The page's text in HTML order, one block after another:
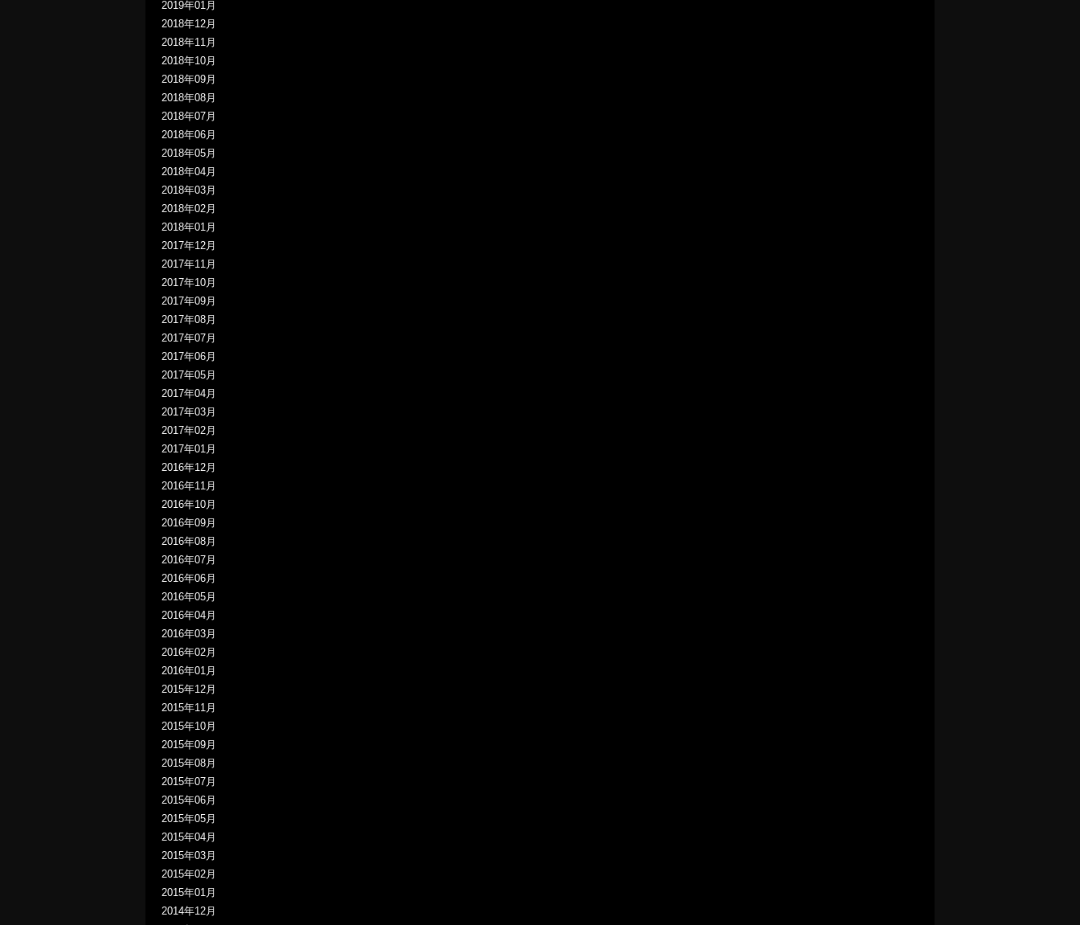
2019年01月
2018年12月
2018年11月
2018年10月
2018年09月
2018年08月
2018年07月
2018年06月
2018年05月
2018年04月
2018年03月
2018年02月
2018年01月
2017年12月
2017年11月
2017年10月
2017年09月
2017年08月
2017年07月
2017年06月
2017年05月
2017年04月
2017年03月
2017年02月
2017年01月
2016年12月
2016年11月
2016年10月
2016年09月
2016年08月
2016年07月
2016年06月
2016年05月
2016年04月
2016年03月
2016年02月
2016年01月
2015年12月
2015年11月
2015年10月
2015年09月
2015年08月
2015年07月
2015年06月
2015年05月
2015年04月
2015年03月
2015年02月
2015年01月
2014年12月